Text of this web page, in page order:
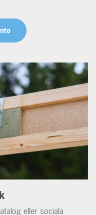
eller sociala